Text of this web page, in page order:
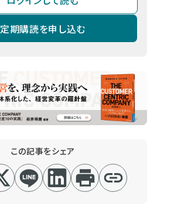
定期購読を申し込む
この記事をシェア